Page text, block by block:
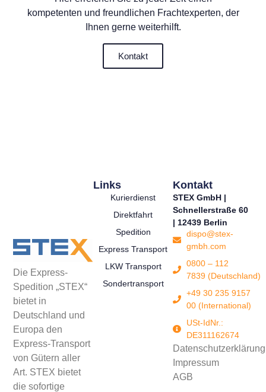
kompetenten und freundlichen Frachtexperten, der
Ihnen gerne weiterhilft.
Kontakt
Die Express-
Spedition „STEX“
bietet in
Deutschland und
Europa den
Express-Transport
von Gütern aller
Art. STEX bietet
die sofortige
Links
Kurierdienst
Direktfahrt
Spedition
Express Transport
LKW Transport
Sondertransport
Kontakt
STEX GmbH |
Schnellerstraße 60
| 12439 Berlin
dispo@stex-
gmbh.com
0800 – 112
7839 (Deutschland)
+49 30 235 9157
00 (International)
USt-IdNr.:
DE311162674
Datenschutzerklärung
Impressum
AGB